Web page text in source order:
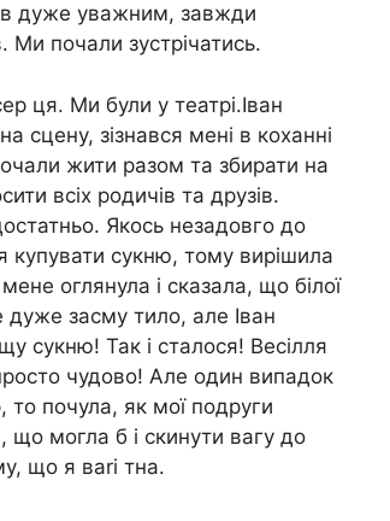
дуже уважним, завжди
Ми почали зустрічатись.
ця. Ми були у театрі.Іван
сцену, зізнався мені в коханні
жити разом та збирати на
всіх родичів та друзів.
Якось незадовго до
купувати сукню, тому вирішила
оглянула і сказала, що білої
дуже засму тило, але Іван
сукню! Так і сталося! Весілля
чудово! Але один випадок
то почула, як мої подруги
могла б і скинути вагу до
що я ваrі тна.